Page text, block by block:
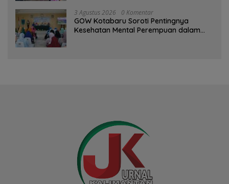
3 Agustus 2026 0 Komentar
GOW Kotabaru Soroti Pentingnya
Kesehatan Mental Perempuan dalam